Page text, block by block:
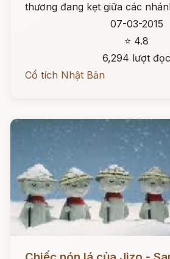
thương đang kẹt giữa các
07-03-2015
⭐ 4.8
6,294 lượt đọc
Cổ tích Nhật Bản
Đọc ngay